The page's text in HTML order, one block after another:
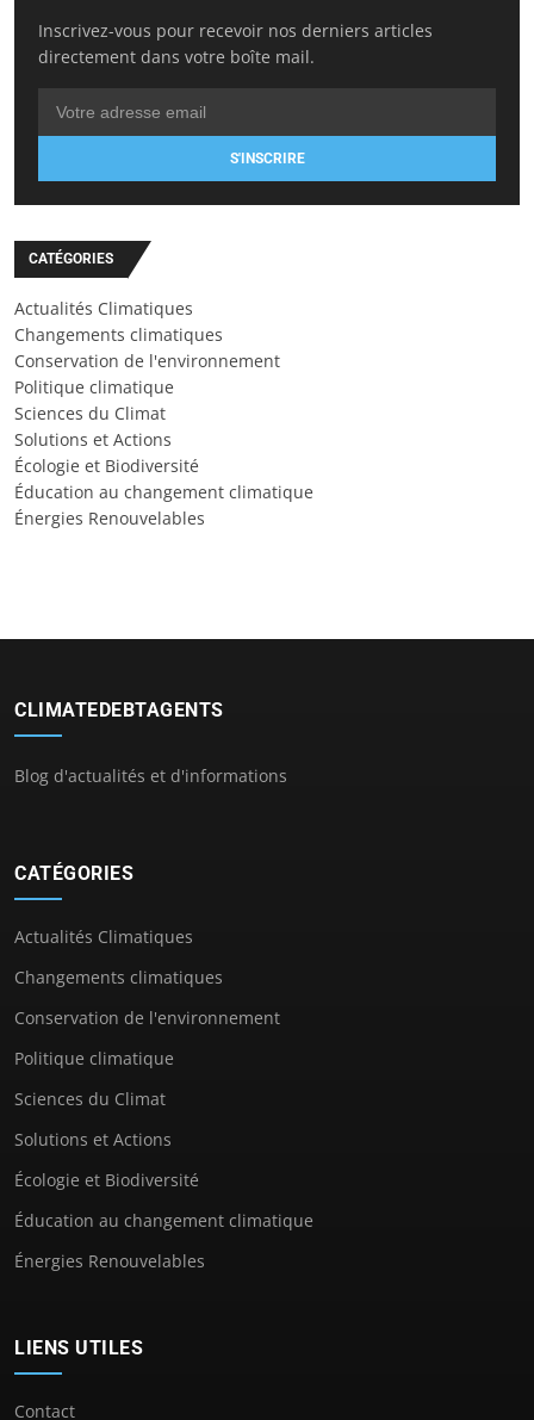
Inscrivez-vous pour recevoir nos derniers articles
directement dans votre boîte mail.
S'INSCRIRE
CATÉGORIES
Actualités Climatiques
Changements climatiques
Conservation de l'environnement
Politique climatique
Sciences du Climat
Solutions et Actions
Écologie et Biodiversité
Éducation au changement climatique
Énergies Renouvelables
CLIMATEDEBTAGENTS
Blog d'actualités et d'informations
CATÉGORIES
Actualités Climatiques
Changements climatiques
Conservation de l'environnement
Politique climatique
Sciences du Climat
Solutions et Actions
Écologie et Biodiversité
Éducation au changement climatique
Énergies Renouvelables
LIENS UTILES
Contact